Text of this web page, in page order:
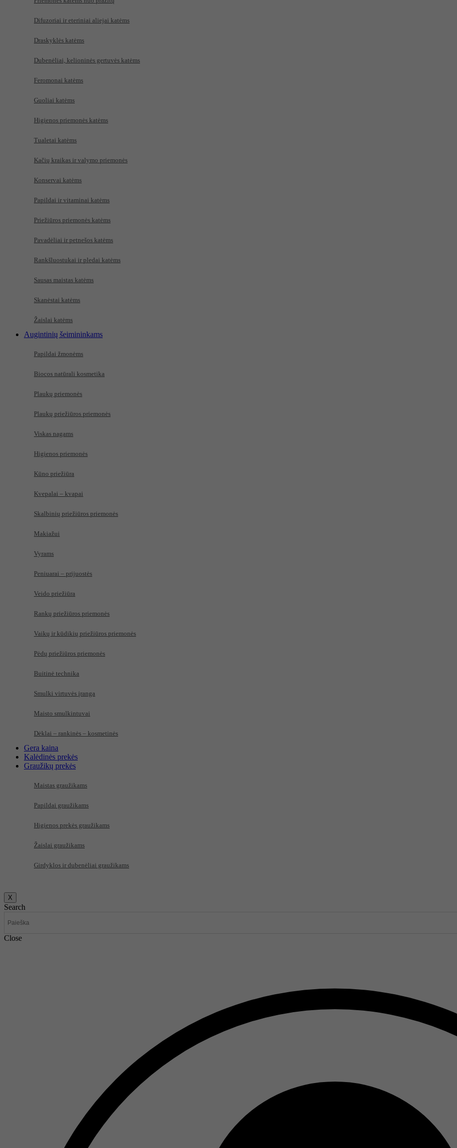
Difuzoriai ir eteriniai aliejai katėms
Draskyklės katėms
Dubenėliai, kelioninės gertuvės katėms
Feromonai katėms
Guoliai katėms
Higienos priemonės katėms
Tualetai katėms
Kačių kraikas ir valymo priemonės
Konservai katėms
Papildai ir vitaminai katėms
Priežiūros priemonės katėms
Pavadėliai ir petnešos katėms
Rankšluostukai ir pledai katėms
Sausas maistas katėms
Skanėstai katėms
Žaislai katėms
Augintinių šeimininkams
Papildai žmonėms
Biocos natūrali kosmetika
Plaukų priemonės
Plaukų priežiūros priemonės
Viskas nagams
Higienos priemonės
Kūno priežiūra
Kvepalai – kvapai
Skalbinių priežiūros priemonės
Makiažui
Vyrams
Peniuarai – prijuostės
Veido priežiūra
Rankų priežiūros priemonės
Vaikų ir kūdikių priežiūros priemonės
Pėdų priežiūros priemonės
Buitinė technika
Smulki virtuvės įranga
Maisto smulkintuvai
Dėklai – rankinės – kosmetinės
Gera kaina
Kalėdinės prekės
Graužikų prekės
Maistas graužikams
Papildai graužikams
Higienos prekės graužikams
Žaislai graužikams
Girdyklos ir dubenėliai graužikams
X
Search
Close